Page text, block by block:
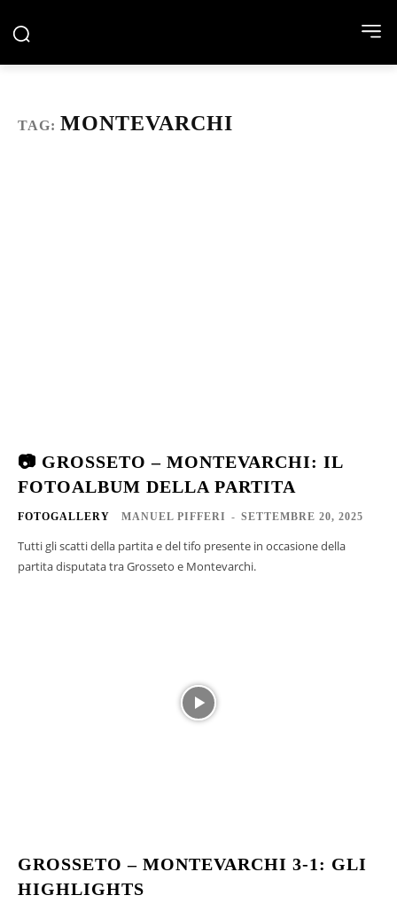
TAG: MONTEVARCHI
📷 GROSSETO – MONTEVARCHI: IL
FOTOALBUM DELLA PARTITA
FOTOGALLERY MANUEL PIFFERI - SETTEMBRE 20, 2025
Tutti gli scatti della partita e del tifo presente in occasione della
partita disputata tra Grosseto e Montevarchi.
GROSSETO – MONTEVARCHI 3-1: GLI
HIGHLIGHTS